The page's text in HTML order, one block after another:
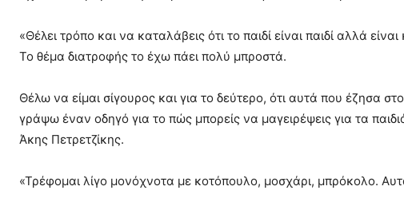
«Θέλει τρόπο και να καταλάβεις ότι το παιδί είναι παιδί αλλά
Το θέμα διατροφής το έχω πάει πολύ μπροστά.
Θέλω να είμαι σίγουρος και για το δεύτερο, ότι αυτά που έζησα
γράψω έναν οδηγό για το πώς μπορείς να μαγειρέψεις για τα
Άκης Πετρετζίκης.
«Τρέφομαι λίγο μονόχνοτα με κοτόπουλο, μοσχάρι, μπρόκολο.